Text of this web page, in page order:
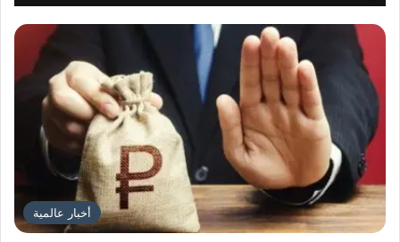
أخبار عالمية